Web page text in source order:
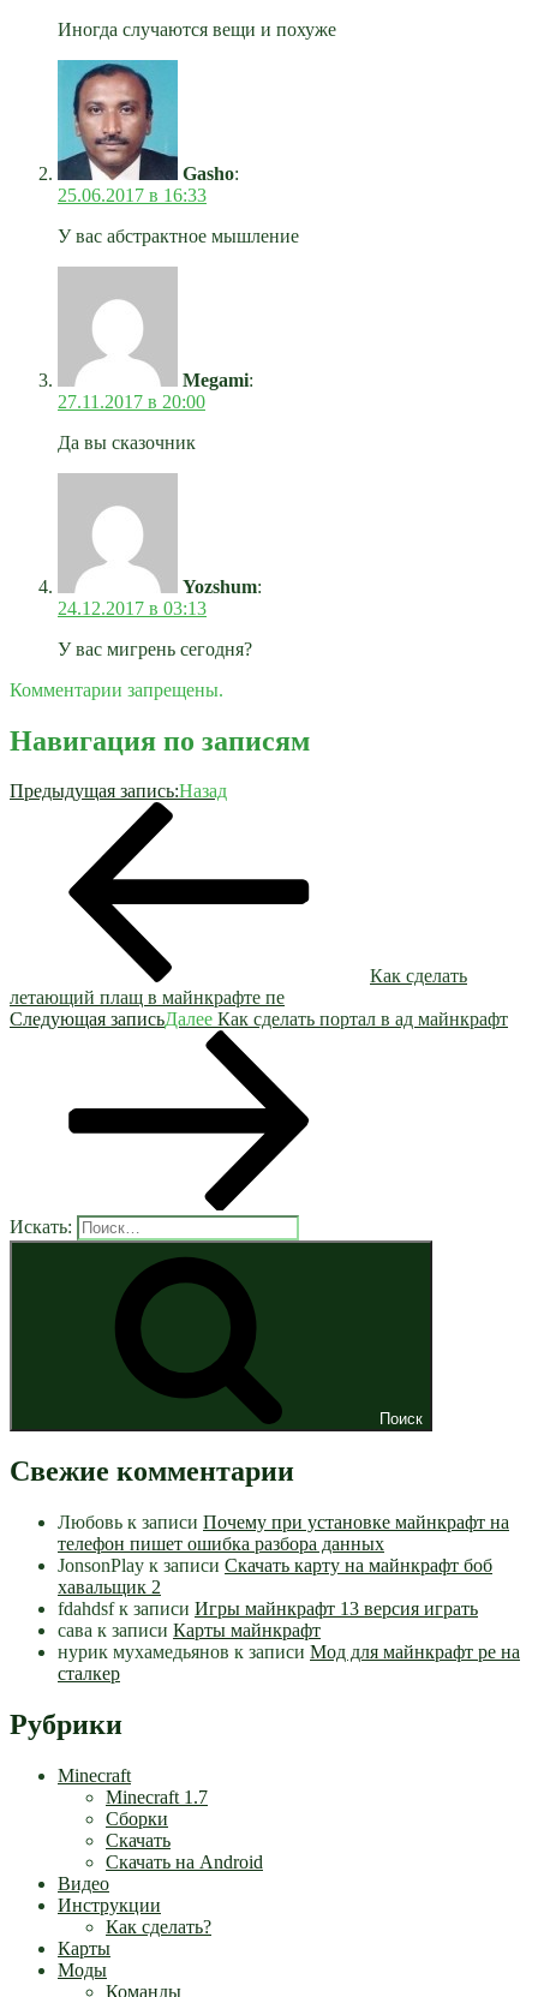
Иногда случаются вещи и похуже
Gasho:
25.06.2017 в 16:33
У вас абстрактное мышление
Megami:
27.11.2017 в 20:00
Да вы сказочник
Yozshum:
24.12.2017 в 03:13
У вас мигрень сегодня?
Комментарии запрещены.
Навигация по записям
Предыдущая запись:Назад
Как сделать
летающий плащ в майнкрафте пе
Следующая записьДалее Как сделать портал в ад майнкрафт
Искать:
Поиск
Свежие комментарии
Любовь к записи Почему при установке майнкрафт на
телефон пишет ошибка разбора данных
JonsonPlay к записи Скачать карту на майнкрафт боб
хавальщик 2
fdahdsfк записи Игры майнкрафт 13 версия играть
сава к записи Карты майнкрафт
нурик мухамедьянов к записи Мод для майнкрафт pe на
сталкер
Рубрики
Minecraft
Minecraft 1.7
Сборки
Скачать
Скачать на Android
Видео
Инструкции
Как сделать?
Карты
Моды
Команды